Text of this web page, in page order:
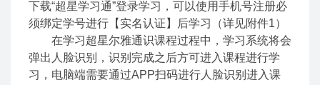
下载“超星学习通”登录学习，可以使用手机号注册必
须绑定学号进行【实名认证】后学习（详见附件1）
在学习超星尔雅通识课程过程中，学习系统将会
弹出人脸识别，识别完成之后方可进入课程进行学
习，电脑端需要通过APP扫码进行人脸识别进入课